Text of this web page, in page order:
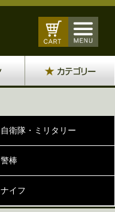
自衛隊・ミリタリー
警棒
ナイフ